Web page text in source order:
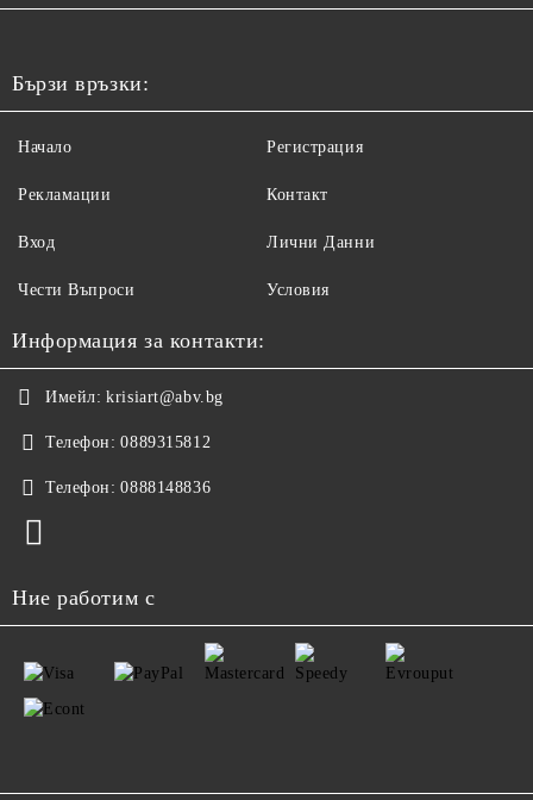
Бързи връзки:
Начало
Рекламации
Вход
Чести Въпроси
Регистрация
Контакт
Лични Данни
Условия
Информация за контакти:
Имейл: krisiart@abv.bg
Телефон: 0889315812
Телефон: 0888148836
Ние работим с